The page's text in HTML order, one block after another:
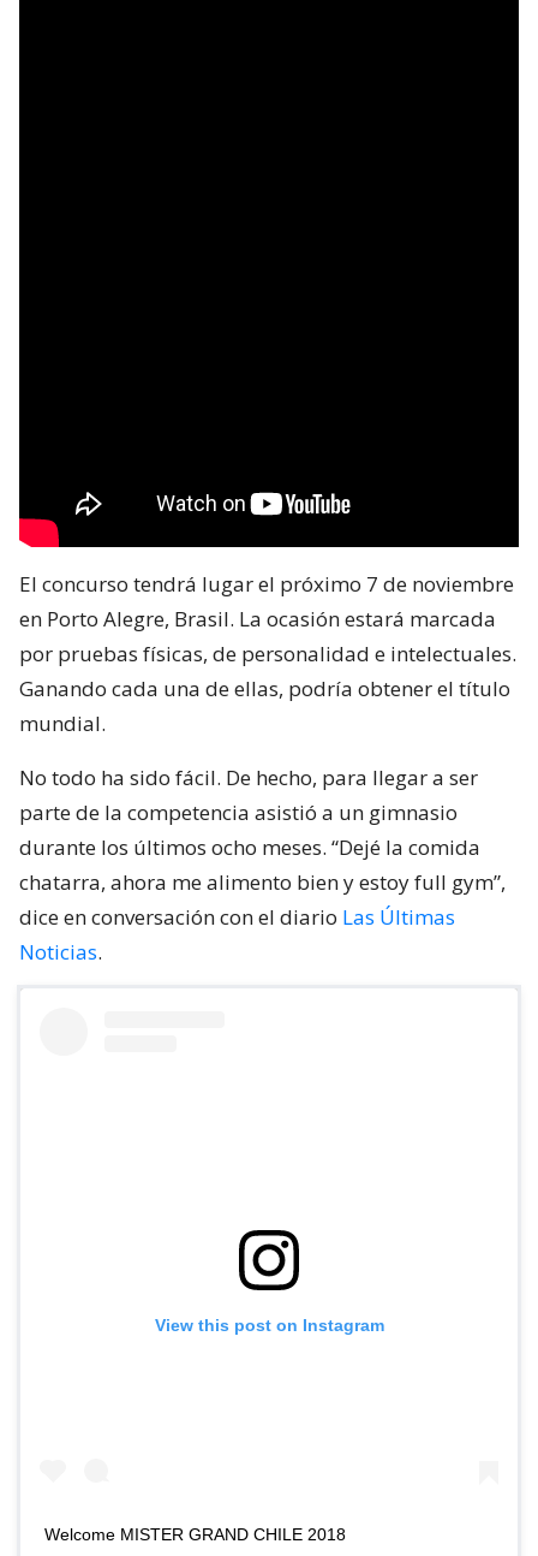
El concurso tendrá lugar el próximo 7 de noviembre
en Porto Alegre, Brasil. La ocasión estará marcada
por pruebas físicas, de personalidad e intelectuales.
Ganando cada una de ellas, podría obtener el título
mundial.
No todo ha sido fácil. De hecho, para llegar a ser
parte de la competencia asistió a un gimnasio
durante los últimos ocho meses. “Dejé la comida
chatarra, ahora me alimento bien y estoy full gym”,
dice en conversación con el diario Las Últimas
Noticias.
View this post on Instagram
Welcome MISTER GRAND CHILE 2018